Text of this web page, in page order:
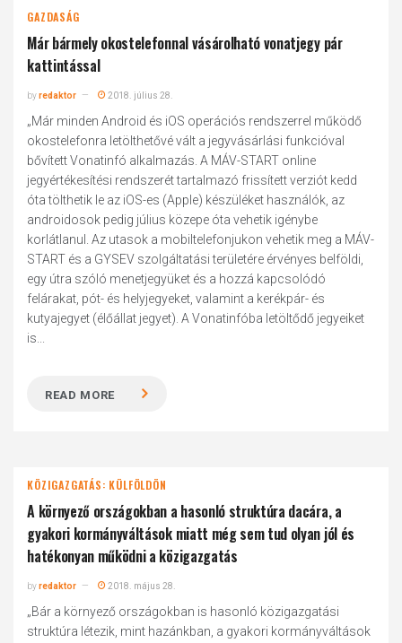
GAZDASÁG
Már bármely okostelefonnal vásárolható vonatjegy pár
kattintással
byredaktor 2018. július 28.
„Már minden Android és iOS operációs rendszerrel működő
okostelefonra letölthetővé vált a jegyvásárlási funkcióval
bővített Vonatinfó alkalmazás. A MÁV-START online
jegyértékesítési rendszerét tartalmazó frissített verziót kedd
óta tölthetik le az iOS-es (Apple) készüléket használók, az
androidosok pedig július közepe óta vehetik igénybe
korlátlanul. Az utasok a mobiltelefonjukon vehetik meg a MÁV-
START és a GYSEV szolgáltatási területére érvényes belföldi,
egy útra szóló menetjegyüket és a hozzá kapcsolódó
felárakat, pót- és helyjegyeket, valamint a kerékpár- és
kutyajegyet (élőállat jegyet). A Vonatinfóba letöltődő jegyeiket
is...
READ MORE
KÖZIGAZGATÁS: KÜLFÖLDÖN
A környező országokban a hasonló struktúra dacára, a
gyakori kormányváltások miatt még sem tud olyan jól és
hatékonyan működni a közigazgatás
byredaktor 2018. május 28.
„Bár a környező országokban is hasonló közigazgatási
struktúra létezik, mint hazánkban, a gyakori kormányváltások